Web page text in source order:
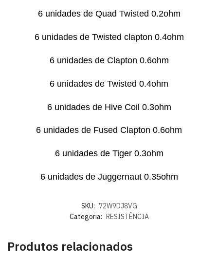
6 unidades de Quad Twisted 0.2ohm
6 unidades de Twisted clapton 0.4ohm
6 unidades de Clapton 0.6ohm
6 unidades de Twisted 0.4ohm
6 unidades de Hive Coil 0.3ohm
6 unidades de Fused Clapton 0.6ohm
6 unidades de Tiger 0.3ohm
6 unidades de Juggernaut 0.35ohm
SKU: 72W9DJ8VG
Categoria: RESISTÊNCIA
Produtos relacionados